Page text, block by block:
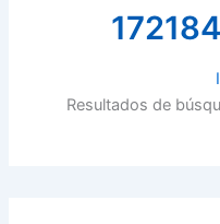
Resultados de